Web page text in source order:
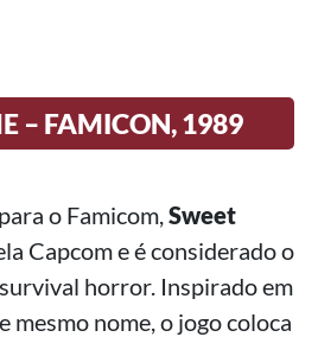
– FAMICON, 1989
o Famicom,Sweet
Capcom e é considerado o
horror. Inspirado em
mesmo nome, o jogo coloca